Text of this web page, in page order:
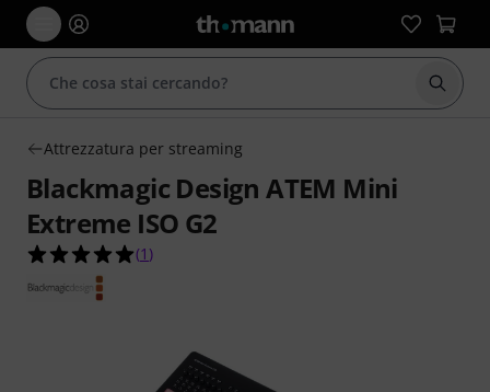
Attrezzatura per streaming
Blackmagic Design ATEM Mini
Extreme ISO G2
5.0 su 5 stelle su 1 valutazioni dei clienti
(1 )